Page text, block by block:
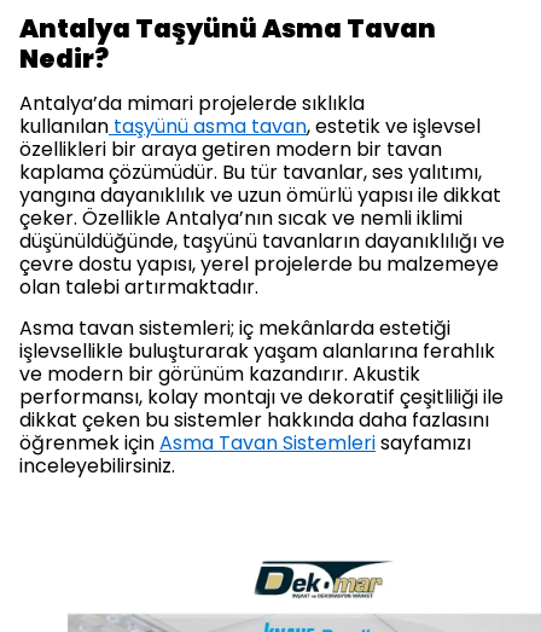
Antalya Taşyünü Asma Tavan
Nedir?
Antalya’da mimari projelerde sıklıkla
kullanılan taşyünü asma tavan, estetik ve işlevsel
özellikleri bir araya getiren modern bir tavan
kaplama çözümüdür. Bu tür tavanlar, ses yalıtımı,
yangına dayanıklılık ve uzun ömürlü yapısı ile dikkat
çeker. Özellikle Antalya’nın sıcak ve nemli iklimi
düşünüldüğünde, taşyünü tavanların dayanıklılığı ve
çevre dostu yapısı, yerel projelerde bu malzemeye
olan talebi artırmaktadır.
Asma tavan sistemleri; iç mekânlarda estetiği
işlevsellikle buluşturarak yaşam alanlarına ferahlık
ve modern bir görünüm kazandırır. Akustik
performansı, kolay montajı ve dekoratif çeşitliliği ile
dikkat çeken bu sistemler hakkında daha fazlasını
öğrenmek içinAsma Tavan Sistemlerisayfamızı
inceleyebilirsiniz.